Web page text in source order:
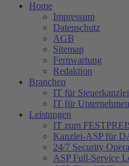
Home
Impressum
Datenschutz
AGB
Sitemap
Fernwartung
Redaktion
Branchen
IT für
IT für Unternehmen
Leistungen
IT zum
Kanzlei-ASP für
24/7 Security
ASP Full-Service